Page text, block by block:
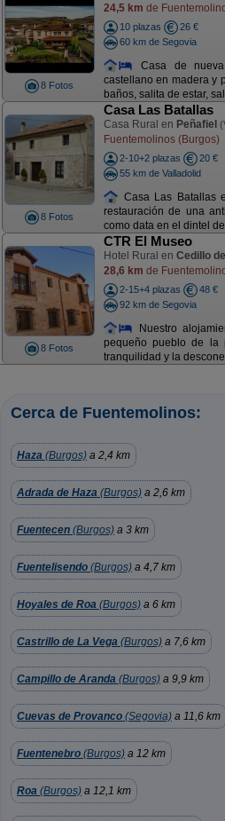
8 Fotos
24,5 km de
10 plazas
26 €
60 km de Segovia
Casa de nueva
castellano en madera y
baños, salita de estar,
8 Fotos
Casa Las Batallas
Casa Rural en Peñafiel
Fuentemolinos (Burgos)
2-10+2 plazas
20 €
55 km de Valladolid
Casa Las Batallas
restauración de una
como data en el dintel
8 Fotos
CTR El Museo
Hotel Rural en Cedillo
28,6 km de
2-15+4 plazas
48 €
92 km de Segovia
Nuestro
pequeño pueblo de la
tranquilidad y la
Cerca de Fuentemolinos:
Haza (Burgos) a 2,4 km
Adrada de Haza (Burgos) a 2,6 km
Fuentecen (Burgos) a 3 km
Fuentelisendo (Burgos) a 4,7 km
Hoyales de Roa (Burgos) a 6 km
Castrillo de La Vega (Burgos) a 7,6 km
Campillo de Aranda (Burgos) a 9,9 km
Cuevas de Provanco (Segovia) a 11,6 km
Fuentenebro (Burgos) a 12 km
Roa (Burgos) a 12,1 km